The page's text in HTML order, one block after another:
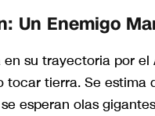
Un Enemigo
en su trayectoria por
tocar tierra. Se
esperan olas